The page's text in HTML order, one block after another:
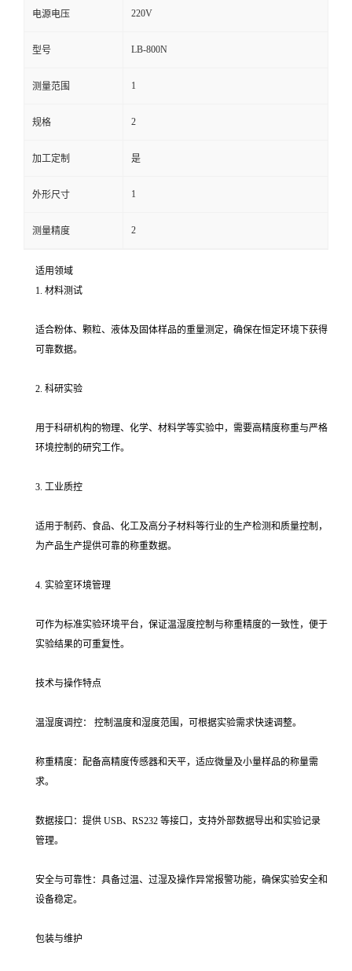
留
电源电压 220V
型号 LB-800N
测量范围 1
规格 2
加工定制 是
外形尺寸 1
测量精度 2
适用领域
1. 材料测试
适合粉体、颗粒、液体及固体样品的重量测定，确保在恒定环境下获得
可靠数据。
2. 科研实验
用于科研机构的物理、化学、材料学等实验中，需要高精度称重与严格
环境控制的研究工作。
3. 工业质控
适用于制药、食品、化工及高分子材料等行业的生产检测和质量控制，
为产品生产提供可靠的称重数据。
4. 实验室环境管理
可作为标准实验环境平台，保证温湿度控制与称重精度的一致性，便于
实验结果的可重复性。
技术与操作特点
温湿度调控： 控制温度和湿度范围，可根据实验需求快速调整。
称重精度：配备高精度传感器和天平，适应微量及小量样品的称量需
求。
数据接口：提供 USB、RS232 等接口，支持外部数据导出和实验记录
管理。
安全与可靠性：具备过温、过湿及操作异常报警功能，确保实验安全和
设备稳定。
包装与维护